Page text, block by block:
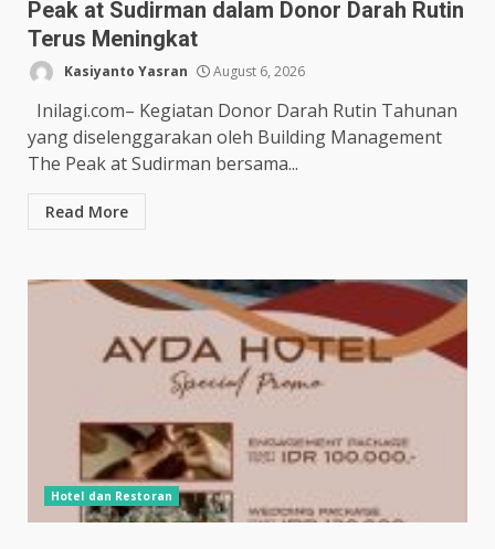
Peak at Sudirman dalam Donor Darah Rutin
Terus Meningkat
Kasiyanto Yasran August 6, 2026
Inilagi.com– Kegiatan Donor Darah Rutin Tahunan
yang diselenggarakan oleh Building Management
The Peak at Sudirman bersama...
Read More
Hotel dan Restoran